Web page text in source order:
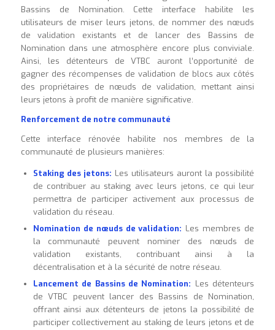
Bassins de Nomination. Cette interface habilite les
utilisateurs de miser leurs jetons, de nommer des nœuds
de validation existants et de lancer des Bassins de
Nomination dans une atmosphère encore plus conviviale.
Ainsi, les détenteurs de VTBC auront l’opportunité de
gagner des récompenses de validation de blocs aux côtés
des propriétaires de nœuds de validation, mettant ainsi
leurs jetons à profit de manière significative.
Renforcement de notre communauté
Cette interface rénovée habilite nos membres de la
communauté de plusieurs manières:
Staking des jetons: Les utilisateurs auront la possibilité
de contribuer au staking avec leurs jetons, ce qui leur
permettra de participer activement aux processus de
validation du réseau.
Nomination de nœuds de validation: Les membres de
la communauté peuvent nominer des nœuds de
validation existants, contribuant ainsi à la
décentralisation et à la sécurité de notre réseau.
Lancement de Bassins de Nomination: Les détenteurs
de VTBC peuvent lancer des Bassins de Nomination,
offrant ainsi aux détenteurs de jetons la possibilité de
participer collectivement au staking de leurs jetons et de